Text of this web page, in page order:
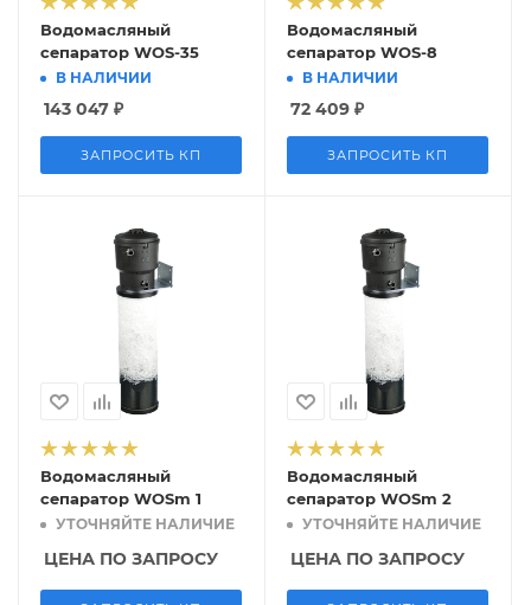
Водомасляный
сепаратор WOS-35
В НАЛИЧИИ
143 047 ₽
ЗАПРОСИТЬ КП
Водомасляный
сепаратор WOS-8
В НАЛИЧИИ
72 409 ₽
ЗАПРОСИТЬ КП
Водомасляный
сепаратор WOSm 1
УТОЧНЯЙТЕ НАЛИЧИЕ
ЦЕНА ПО ЗАПРОСУ
Водомасляный
сепаратор WOSm 2
УТОЧНЯЙТЕ НАЛИЧИЕ
ЦЕНА ПО ЗАПРОСУ